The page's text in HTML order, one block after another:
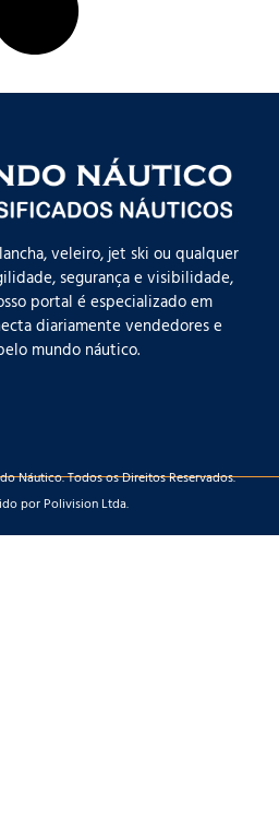
veleiro, jet ski ou qualquer
segurança e visibilidade,
portal é especializado em
diariamente vendedores e
mundo náutico.
Náutico. Todos os Direitos Reservados.
por Polivision Ltda.